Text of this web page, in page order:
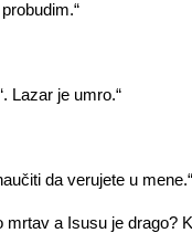
Lazar je umro.“
da verujete u mene.“
a Isusu je drago?